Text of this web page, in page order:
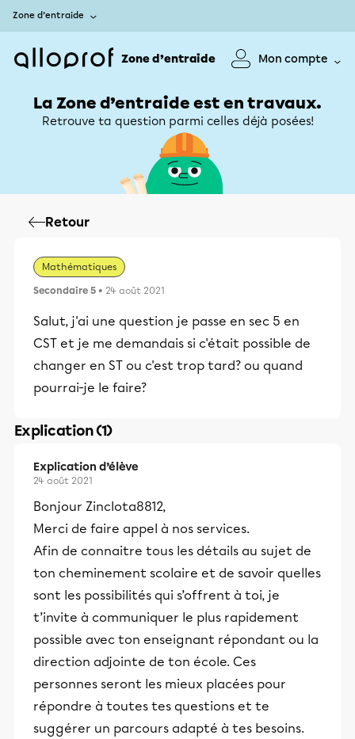
Zone d’entraide
Zone d’entraide Mon compte
La Zone d’entraide est en travaux.
Retrouve ta question parmi celles déjà posées!
Retour
Mathématiques
Secondaire 5 • 24 août 2021
Salut, j'ai une question je passe en sec 5 en
CST et je me demandais si c'était possible de
changer en ST ou c'est trop tard? ou quand
pourrai-je le faire?
Explication (1)
Explication d’élève
24 août 2021
Bonjour ZincIota8812,
Merci de faire appel à nos services.
Afin de connaitre tous les détails au sujet de
ton cheminement scolaire et de savoir quelles
sont les possibilités qui s’offrent à toi, je
t’invite à communiquer le plus rapidement
possible avec ton enseignant répondant ou la
direction adjointe de ton école. Ces
personnes seront les mieux placées pour
répondre à toutes tes questions et te
suggérer un parcours adapté à tes besoins.